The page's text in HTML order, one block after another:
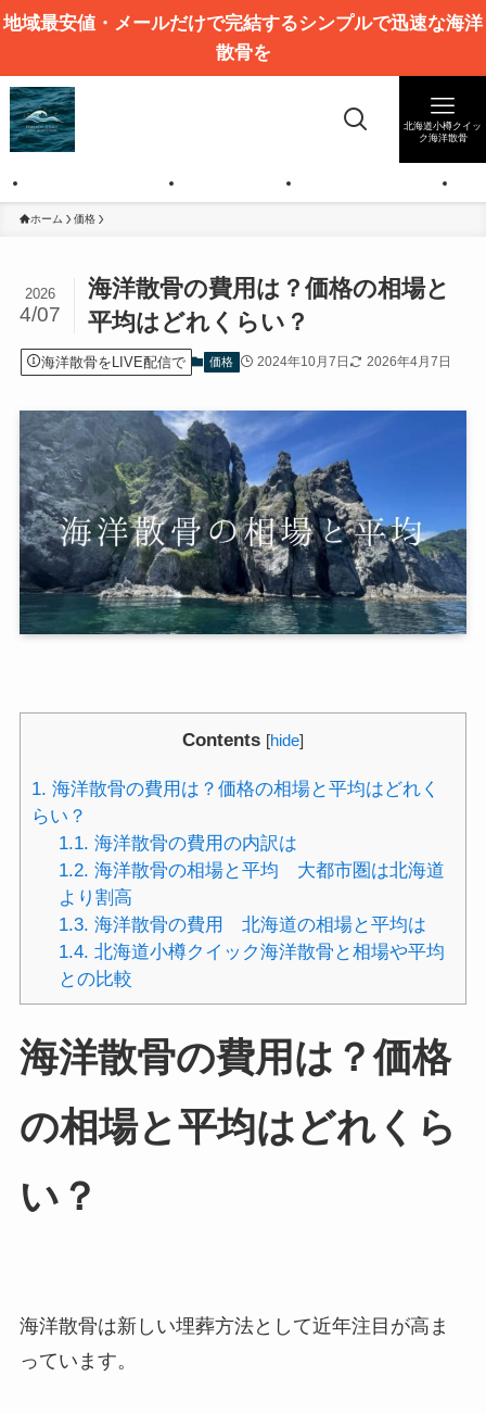
地域最安値・メールだけで完結するシンプルで迅速な海洋
散骨を
北海道小樽クイッ
ク海洋散骨
お客様からのご質問例 私たちについて 北海道の海洋散骨とは
ホーム 価格
海洋散骨の費用は？価格の相場と
平均はどれくらい？
2026
4/07
海洋散骨をLIVE配信で 価格 2024年10月7日 2026年4月7日
Contents [hide]
1. 海洋散骨の費用は？価格の相場と平均はどれく
らい？
1.1. 海洋散骨の費用の内訳は
1.2. 海洋散骨の相場と平均 大都市圏は北海道
より割高
1.3. 海洋散骨の費用 北海道の相場と平均は
1.4. 北海道小樽クイック海洋散骨と相場や平均
との比較
海洋散骨の費用は？価格
の相場と平均はどれくら
い？
海洋散骨は新しい埋葬方法として近年注目が高ま
っています。